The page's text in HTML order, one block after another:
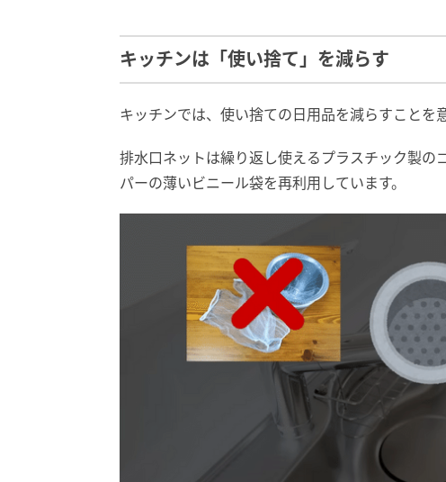
キッチンは「使い捨て」を減らす
キッチンでは、使い捨ての日用品を減らすことを
排水口ネットは繰り返し使えるプラスチック製
パーの薄いビニール袋を再利用しています。